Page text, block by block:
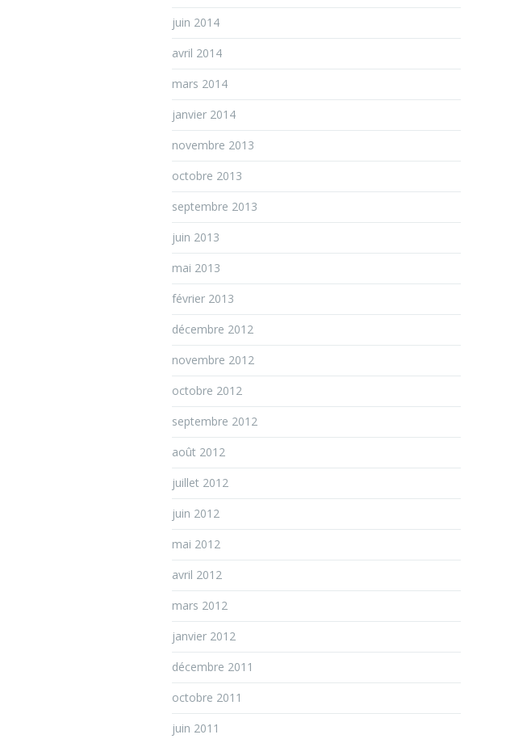
juin 2014
avril 2014
mars 2014
janvier 2014
novembre 2013
octobre 2013
septembre 2013
juin 2013
mai 2013
février 2013
décembre 2012
novembre 2012
octobre 2012
septembre 2012
août 2012
juillet 2012
juin 2012
mai 2012
avril 2012
mars 2012
janvier 2012
décembre 2011
octobre 2011
juin 2011